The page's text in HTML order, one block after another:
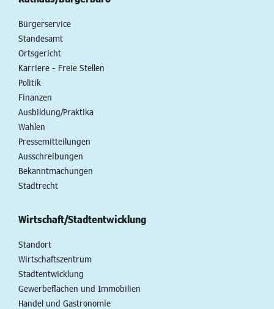
Bürgerservice
Standesamt
Ortsgericht
Karriere - Freie Stellen
Politik
Finanzen
Ausbildung/Praktika
Wahlen
Pressemitteilungen
Ausschreibungen
Bekanntmachungen
Stadtrecht
Wirtschaft/Stadtentwicklung
Standort
Wirtschaftszentrum
Stadtentwicklung
Gewerbeflächen und Immobilien
Handel und Gastronomie